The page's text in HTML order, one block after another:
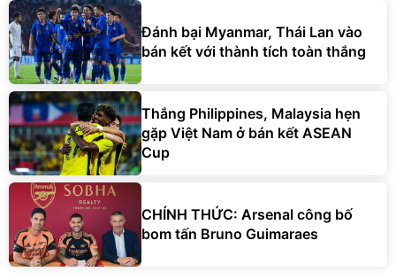
Đánh bại Myanmar, Thái Lan vào
bán kết với thành tích toàn thắng
Thắng Philippines, Malaysia hẹn
gặp Việt Nam ở bán kết ASEAN
Cup
CHÍNH THỨC: Arsenal công bố
bom tấn Bruno Guimaraes